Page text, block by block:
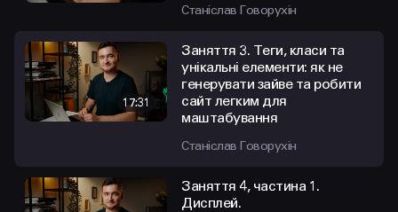
Станіслав Говорухін
17:31
Заняття 3. Теги, класи та
унікальні елементи: як не
генерувати зайве та робити
сайт легким для
маштабування
Станіслав Говорухін
Заняття 4, частина 1.
Дисплей.